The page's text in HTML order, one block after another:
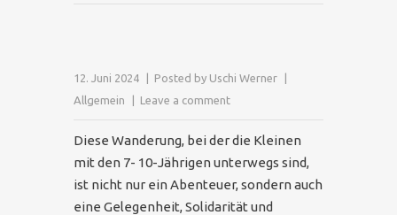
12. Juni 2024 Posted by Uschi Werner
Allgemein
Leave a comment
Diese Wanderung, bei der die Kleinen
mit den 7- 10-Jährigen unterwegs sind,
ist nicht nur ein Abenteuer, sondern auch
eine Gelegenheit, Solidarität und